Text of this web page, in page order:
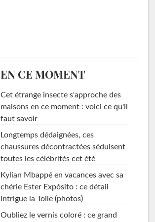
EN CE MOMENT
Cet étrange insecte s'approche des
maisons en ce moment : voici ce qu'il
faut savoir
Longtemps dédaignées, ces
chaussures décontractées séduisent
toutes les célébrités cet été
Kylian Mbappé en vacances avec sa
chérie Ester Expósito : ce détail
intrigue la Toile (photos)
Oubliez le vernis coloré : ce grand